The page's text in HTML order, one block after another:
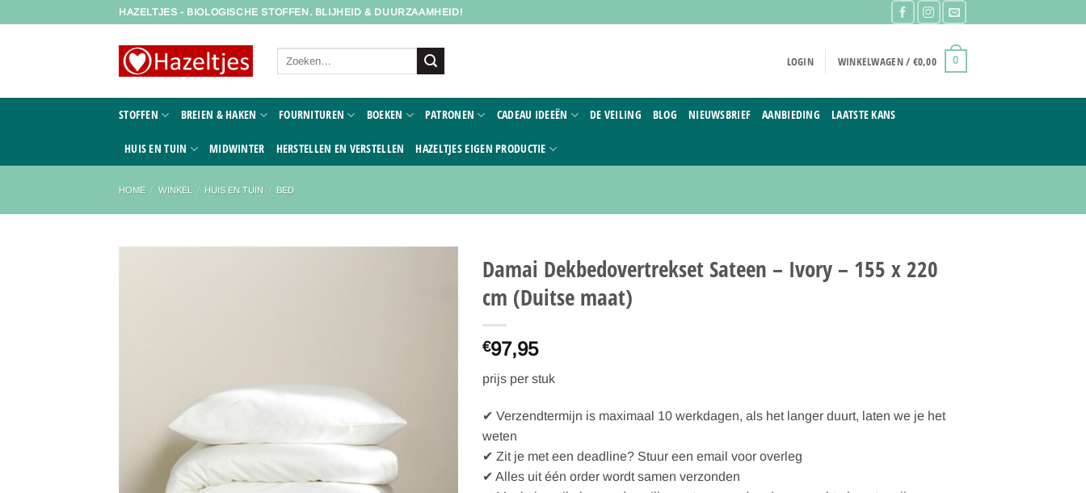
HAZELTJES - BIOLOGISCHE STOFFEN. BLIJHEID & DUURZAAMHEID!
Zoeken
LOGIN WINKELWAGEN / €0,00 0
STOFFEN BREIEN & HAKEN FOURNITUREN BOEKEN PATRONEN CADEAU IDEEËN DE VEILING BLOG NIEUWSBRIEF AANBIEDING LAATSTE KANS
HUIS EN TUIN MIDWINTER HERSTELLEN EN VERSTELLEN HAZELTJES EIGEN PRODUCTIE
HOME / WINKEL / HUIS EN TUIN / BED
Damai Dekbedovertrekset Sateen – Ivory – 155 x 220
cm (Duitse maat)
€97,95
prijs per stuk
✔ Verzendtermijn is maximaal 10 werkdagen, als het langer duurt, laten we je het
weten
✔ Zit je met een deadline? Stuur een email voor overleg
✔ Alles uit één order wordt samen verzonden